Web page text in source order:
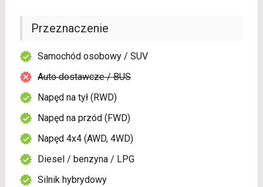
Przeznaczenie
Samochód osobowy / SUV
Auto dostawcze / BUS
Napęd na tył (RWD)
Napęd na przód (FWD)
Napęd 4x4 (AWD, 4WD)
Diesel / benzyna / LPG
Silnik hybrydowy